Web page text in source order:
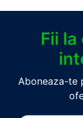
Fii
Aboneaza-te